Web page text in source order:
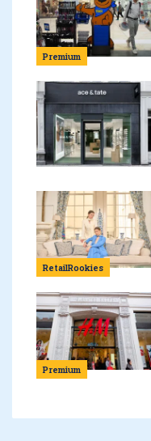
Premium
RetailRookies
Premium